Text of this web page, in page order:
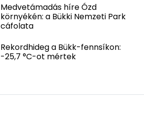
Medvetámadás híre Ózd
környékén: a Bükki Nemzeti Park
cáfolata
Rekordhideg a Bükk-fennsíkon:
-25,7 °C-ot mértek